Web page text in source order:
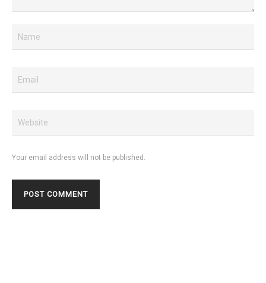
Your email address will not be published.